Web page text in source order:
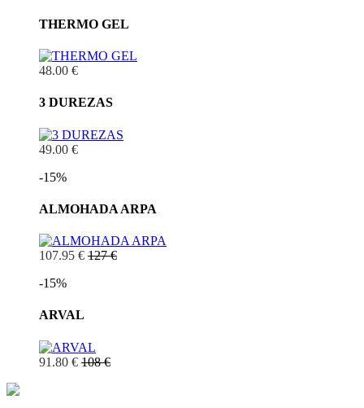
THERMO GEL
48.00 €
3 DUREZAS
49.00 €
-15%
ALMOHADA ARPA
107.95 € 127 €
-15%
ARVAL
91.80 € 108 €